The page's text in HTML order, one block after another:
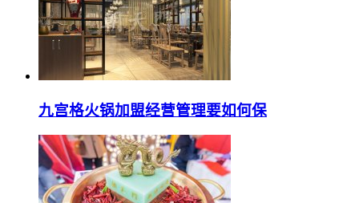
九宫格火锅加盟经营管理要如何保